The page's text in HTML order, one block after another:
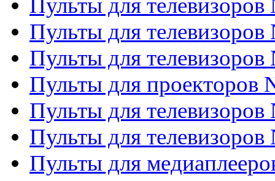
Пульты для телевизоров
Пульты для телевизоров
Пульты для телевизоров
Пульты для проекторов
Пульты для телевизоров
Пульты для телевизоров
Пульты для